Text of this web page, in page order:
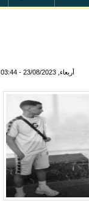
أربعاء, 23/08/2023 - 03:44